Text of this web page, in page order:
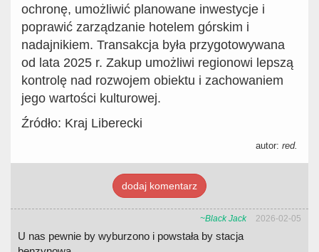
ochronę, umożliwić planowane inwestycje i
poprawić zarządzanie hotelem górskim i
nadajnikiem. Transakcja była przygotowywana
od lata 2025 r. Zakup umożliwi regionowi lepszą
kontrolę nad rozwojem obiektu i zachowaniem
jego wartości kulturowej.
Źródło: Kraj Liberecki
autor: red.
dodaj komentarz
~Black Jack 2026-02-05
U nas pewnie by wyburzono i powstała by stacja